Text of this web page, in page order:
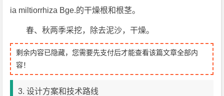
ia miltiorrhiza Bge.的干燥根和根茎。
春、秋两季采挖，除去泥沙，干燥。
剩余内容已隐藏，您需要先支付后才能查看该篇文章全部内
容！
3. 设计方案和技术路线